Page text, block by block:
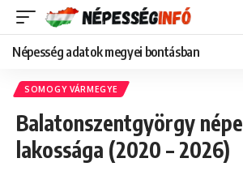
Népesség adatok megyei bontásban
SOMOGY VÁRMEGYE
Balatonszentgyörgy
lakossága (2020 – 2026)